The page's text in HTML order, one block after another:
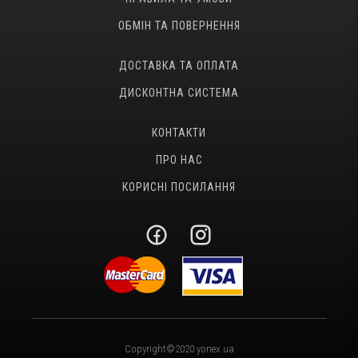
ОБМІН ТА ПОВЕРНЕННЯ
ДОСТАВКА ТА ОПЛАТА
ДИСКОНТНА СИСТЕМА
КОНТАКТИ
ПРО НАС
КОРИСНІ ПОСИЛАННЯ
Copyright©2020 yonex.ua